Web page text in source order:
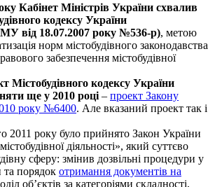
Кабінет Міністрів України схвалив
кодексу України
від 18.07.2007 року №536-р), метою
норм містобудівного законодавства
забезпечення містобудівної
Містобудівного кодексу України
ще у 2010 році – проект Закону
року №6400. Але вказаний проект так і
2011 року було прийнято Закон України
діяльності», який суттєво
сферу: змінив дозвільні процедури у
та порядок отримання документів на
об’єктів за категоріями складності,